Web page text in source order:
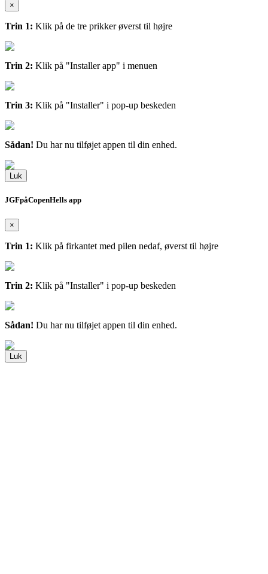
×
Trin 1: Klik på de tre prikker øverst til højre
Trin 2: Klik på "Installer app" i menuen
Trin 3: Klik på "Installer" i pop-up beskeden
Sådan! Du har nu tilføjet appen til din enhed.
Luk
JGFpåCopenHells app
×
Trin 1: Klik på firkantet med pilen nedaf, øverst til højre
Trin 2: Klik på "Installer" i pop-up beskeden
Sådan! Du har nu tilføjet appen til din enhed.
Luk